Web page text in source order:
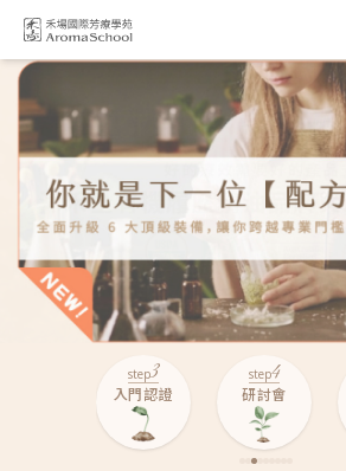
跳到主要內容
step3
入門認證
step4
研討會